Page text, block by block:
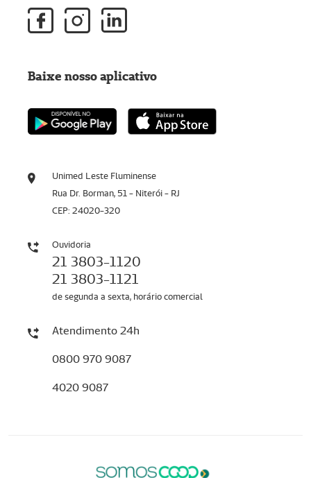
Unimed Leste Fluminense
Rua Dr. Borman, 51 - Niterói - RJ
CEP: 24020-320
Ouvidoria
21 3803-1120
21 3803-1121
de segunda a sexta, horário comercial
Atendimento 24h
0800 970 9087
4020 9087
Baixe nosso aplicativo